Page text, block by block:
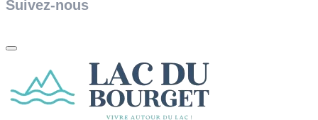
Suivez-nous